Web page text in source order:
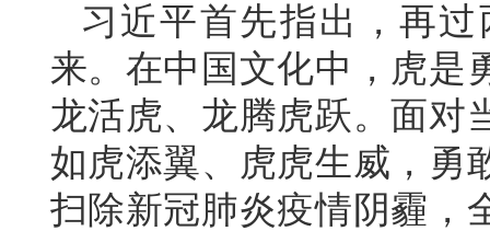
习近平首先指出，再
来。在中国文化中，虎是
龙活虎、龙腾虎跃。面对
如虎添翼、虎虎生威，勇
扫除新冠肺炎疫情阴霾，